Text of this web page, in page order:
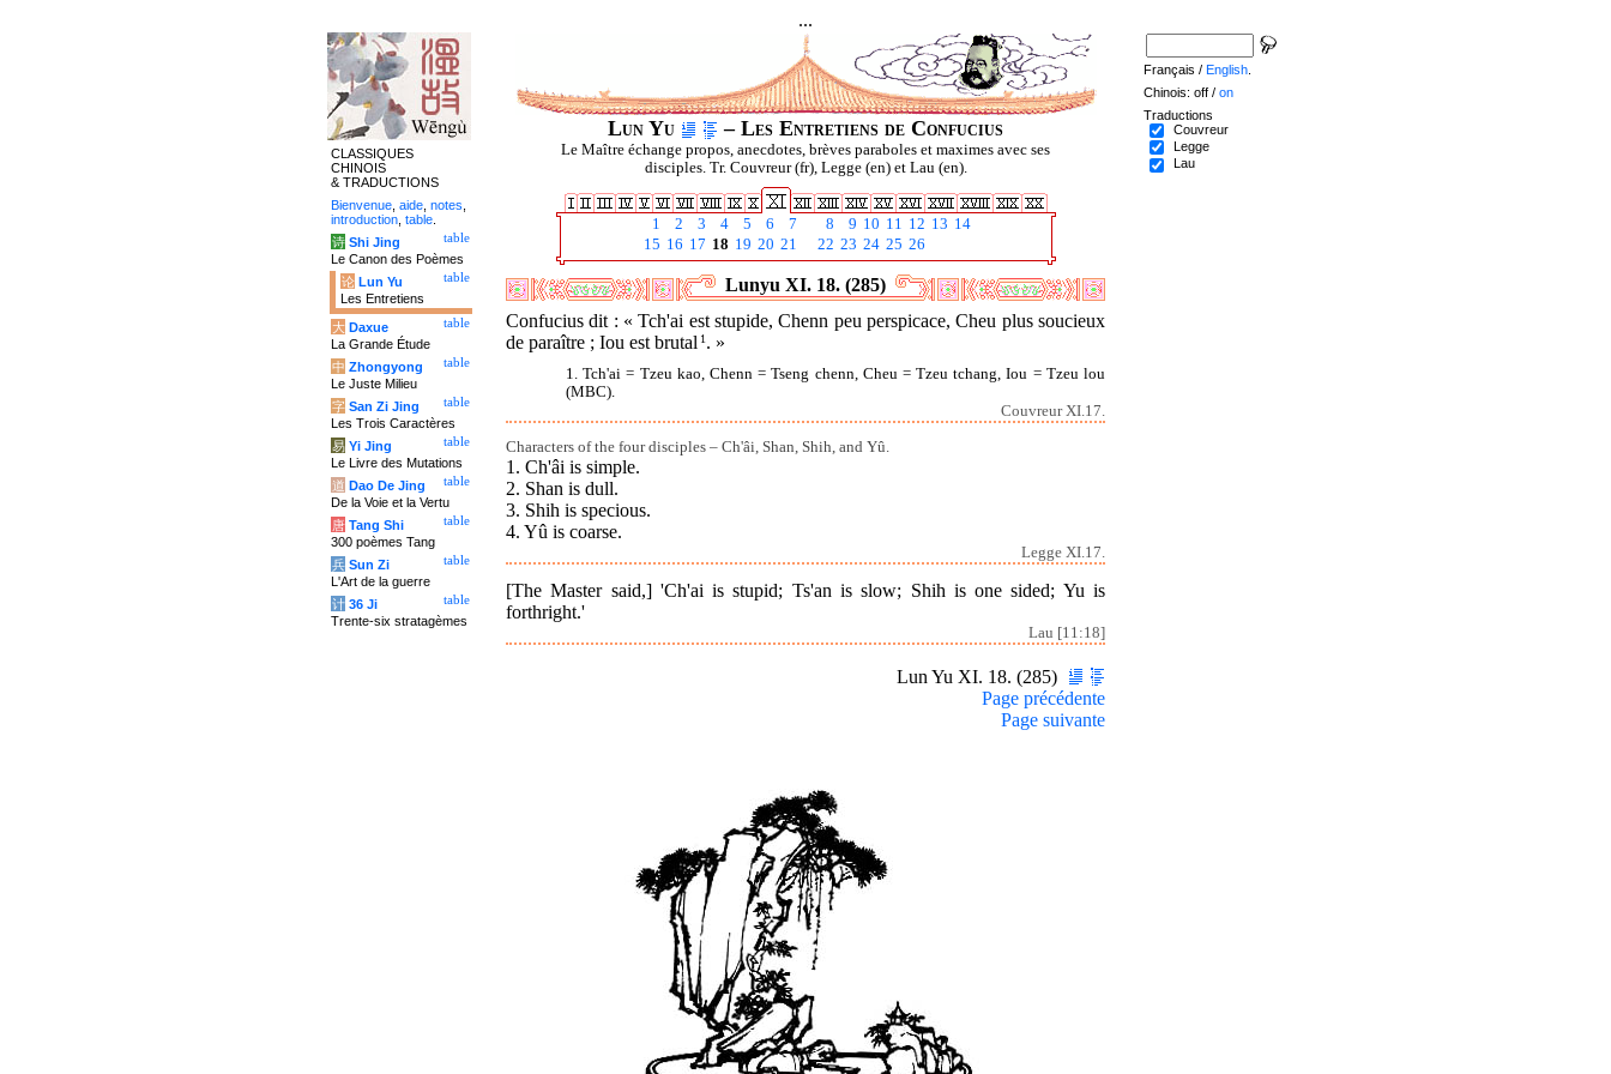
...
Lun Yu – Les Entretiens de Confucius
Le Maître échange propos, anecdotes, brèves paraboles et maximes avec ses
disciples. Tr. Couvreur (fr), Legge (en) et Lau (en).
1 2 3 4 5 6 7 8 9 10 11 12 13 14
15 16 17 18 19 20 21 22 23 24 25 26
Lunyu XI. 18. (285)
Confucius dit : « Tch'ai est stupide, Chenn peu perspicace, Cheu plus soucieux
de paraître ; Iou est brutal 1 . »
1. Tch'ai = Tzeu kao, Chenn = Tseng chenn, Cheu = Tzeu tchang, Iou = Tzeu lou
(MBC).
Couvreur XI.17.
Characters of the four disciples – Ch'âi, Shan, Shih, and Yû.
1. Ch'âi is simple.
2. Shan is dull.
3. Shih is specious.
4. Yû is coarse.
Legge XI.17.
[The Master said,] 'Ch'ai is stupid; Ts'an is slow; Shih is one sided; Yu is
forthright.'
Lau [11:18]
Lun Yu XI. 18. (285)
Page précédente
Page suivante
CLASSIQUES
CHINOIS
& TRADUCTIONS
Bienvenue aide notes
introduction table
table
诗 Shi Jing
Le Canon des Poèmes
table
论 Lun Yu
Les Entretiens
table
大 Daxue
La Grande Étude
table
中 Zhongyong
Le Juste Milieu
table
字 San Zi Jing
Les Trois Caractères
table
易 Yi Jing
Le Livre des Mutations
table
道 Dao De Jing
De la Voie et la Vertu
table
唐 Tang Shi
300 poèmes Tang
table
兵 Sun Zi
L'Art de la guerre
table
计 36 Ji
Trente-six stratagèmes
Français / English
Chinois: off / on
Traductions
Couvreur
Legge
Lau